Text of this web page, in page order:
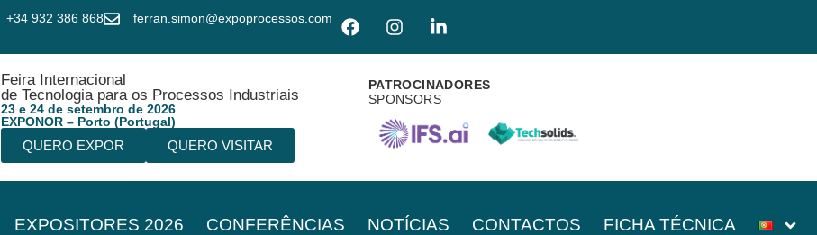
+34 932 386 868 ferran.simon@expoprocessos.com
Feira Internacional
de Tecnologia para os Processos Industriais
23 e 24 de setembro de 2026
EXPONOR – Porto (Portugal)
QUERO EXPOR QUERO VISITAR
PATROCINADORES
SPONSORS
EXPOSITORES 2026 CONFERÊNCIAS NOTÍCIAS CONTACTOS FICHA TÉCNICA